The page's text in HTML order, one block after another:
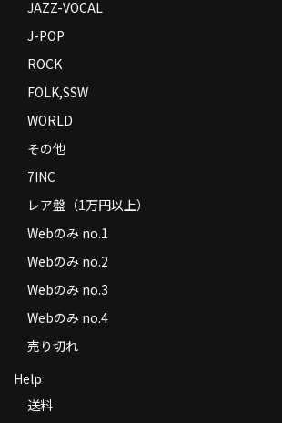
JAZZ-VOCAL
J-POP
ROCK
FOLK,SSW
WORLD
その他
7INC
レア盤（1万円以上）
Webのみ no.1
Webのみ no.2
Webのみ no.3
Webのみ no.4
売り切れ
Help
送料